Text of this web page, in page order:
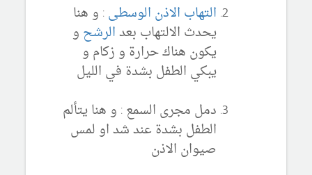
التهاب الاذن الوسطى: و هنا
يحدث الالتهاب بعدالرشح و
يكون هناك حرارة و زكام و
يبكي الطفل بشدة في الليل
دمل مجرى السمع : و هنا يتألم
الطفل بشدة عند شد او لمس
صيوان الاذن